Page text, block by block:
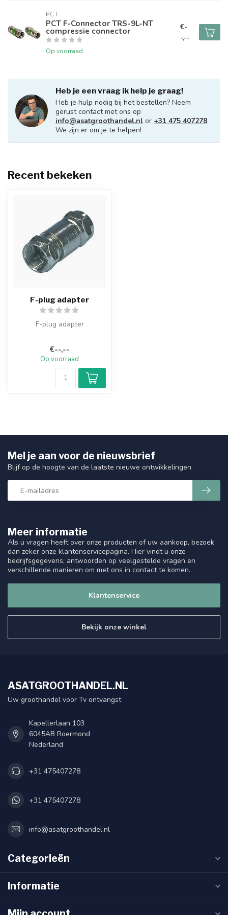
PCT
PCT F-Connector TRS-9L-NT
compressie connector
Op voorraad
€-
-,--
Heb je een vraag ik help je graag!
Heb je hulp nodig bij het bestellen? Neem
gerust contact met ons op
info@asatgroothandel.nl or +31 475 407278.
We zijn er om je te helpen!
Recent bekeken
F-plug adapter
F-plug adapter
€--,--
Op voorraad
Meer informatie
Als u vragen heeft over onze producten of uw aankoop, bezoek
dan zeker onze klantenservicepagina. Hier vindt u onze
bedrijfsgegevens, antwoorden op veelgestelde vragen en
verschillende manieren om met ons in contact te komen.
Klantenservice
Bekijk onze winkel
Mel je aan voor de nieuwsbrief
Blijf op de hoogte van de laatste nieuwe ontwikkelingen
ASATGROOTHANDEL.NL
Uw groothandel voor Tv ontvangst
Kapellerlaan 103
6045AB Roermond
Nederland
+31 475407278
+31 475407278
info@asatgroothandel.nl
Categorieën
Informatie